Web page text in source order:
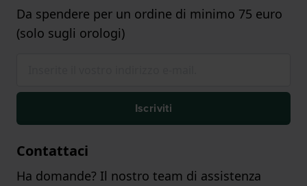
Da spendere per un ordine di minimo 75 euro
(solo sugli orologi)
Iscriviti
Contattaci
Ha domande? Il nostro team di assistenza